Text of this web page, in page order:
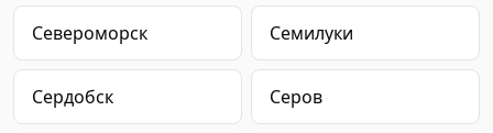
Североморск Семилуки
Сердобск Серов